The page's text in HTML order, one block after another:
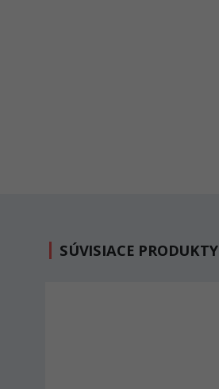
SÚVISIACE PRODUKTY